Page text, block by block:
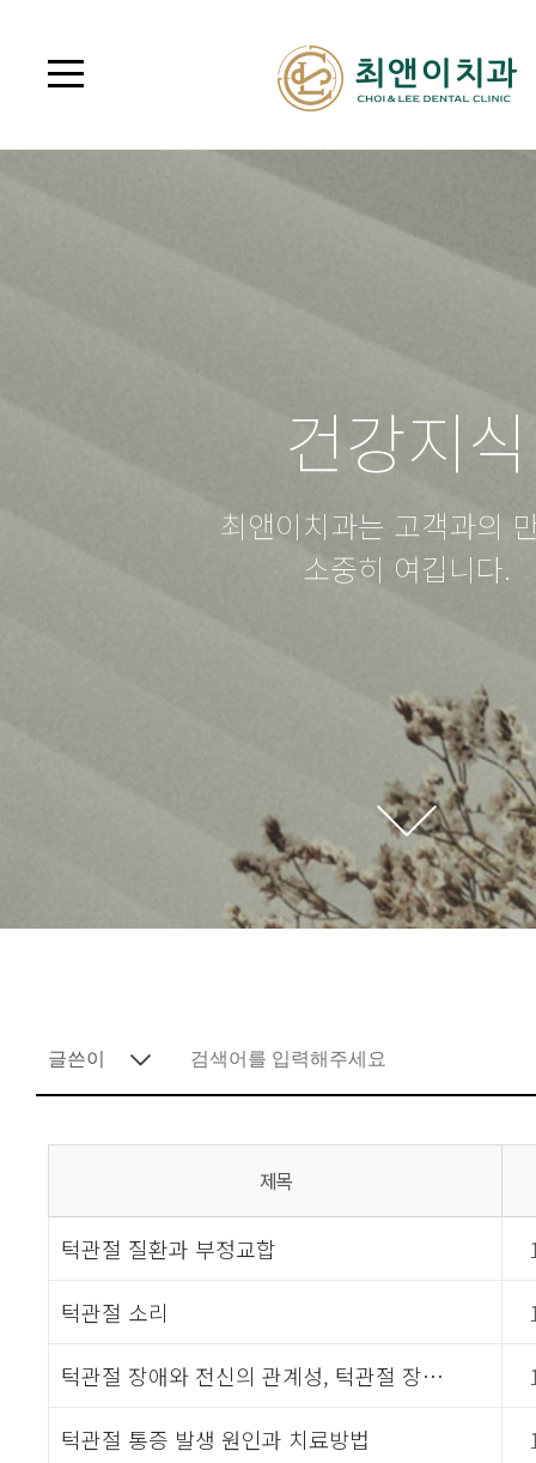
건강지식
최앤이치과는 고객과의
소중히 여깁니다.
제목
턱관절 질환과 부정교합
턱관절 소리
턱관절 장애와 전신의 관계성, 턱관절 장…
턱관절 통증 발생 원인과 치료방법